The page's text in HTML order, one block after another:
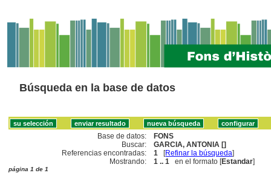
Búsqueda en la base de datos
Base de datos:
FONS
Buscar:
GARCIA, ANTONIA []
Referencias encontradas:
1 [Refinar la búsqueda]
Mostrando:
1 .. 1 en el formato [Estandar]
página 1 de 1